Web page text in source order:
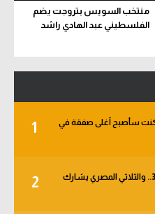
منتخب السويس بتروجت يضم
الفلسطيني عبد الهادي راشد
1
وكنت سأصبح أغلى صفقة في
2
خبر في الجول - الأهلي يبدأ من دور الـ 32.. والثلاثي المصري يشارك